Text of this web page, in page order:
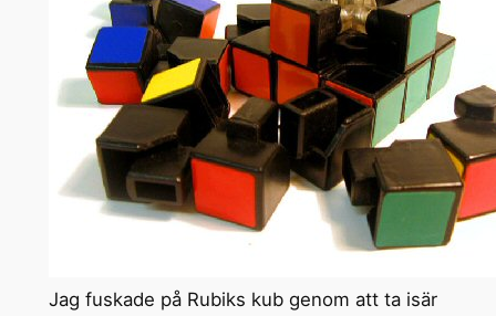
Jag fuskade på Rubiks kub genom att ta isär